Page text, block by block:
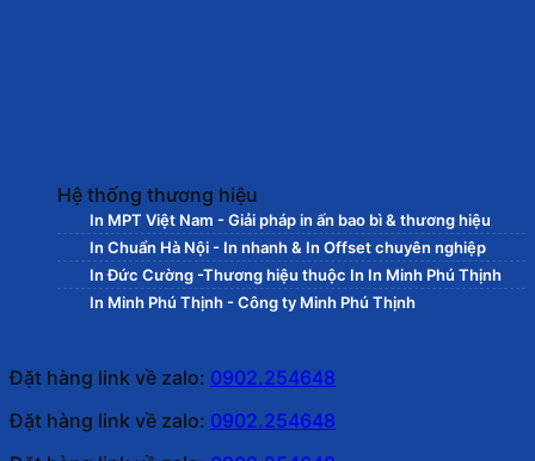
Hệ thống thương hiệu
In MPT Việt Nam - Giải pháp in ấn bao bì & thương hiệu
In Chuẩn Hà Nội - In nhanh & In Offset chuyên nghiệp
In Đức Cường -Thương hiệu thuộc In In Minh Phú Thịnh
In Minh Phú Thịnh - Công ty Minh Phú Thịnh
Đặt hàng link về zalo: 0902.254648
Đặt hàng link về zalo: 0902.254648